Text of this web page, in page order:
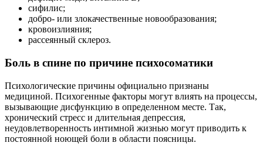
сифилис;
добро- или злокачественные новообразования;
кровоизлияния;
рассеянный склероз.
Боль в спине по причине психосоматики
Психологические причины официально признаны
медициной. Психогенные факторы могут влиять на процессы,
вызывающие дисфункцию в определенном месте. Так,
хронический стресс и длительная депрессия,
неудовлетворенность интимной жизнью могут приводить к
постоянной ноющей боли в области поясницы.